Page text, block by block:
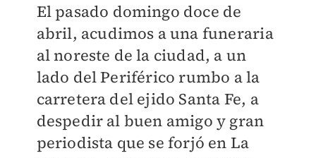
El pasado domingo doce de
abril, acudimos a una funeraria
al noreste de la ciudad, a un
lado del Periférico rumbo a la
carretera del ejido Santa Fe, a
despedir al buen amigo y gran
periodista que se forjó en La